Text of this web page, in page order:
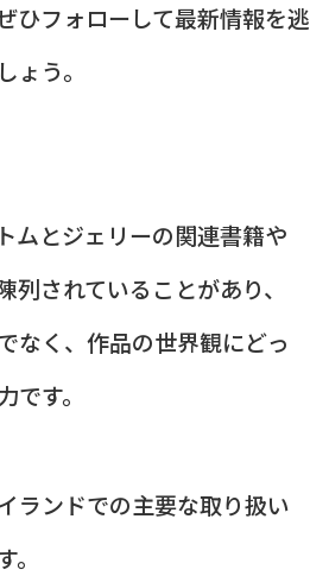
ひフォローして最新情報を逃
ょう。
ムとジェリーの関連書籍や
列されていることがあり、
なく、作品の世界観にどっ
す。
ランドでの主要な取り扱い